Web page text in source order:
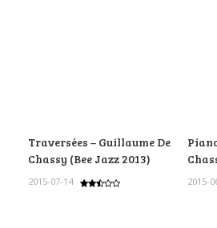
Traversées – Guillaume De
Chassy (Bee Jazz 2013)
2015-07-14 2015-